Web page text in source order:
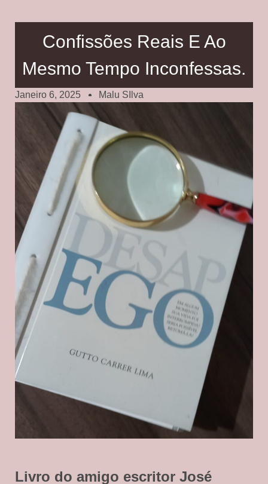
Confissões Reais E Ao
Mesmo Tempo Inconfessas.
Janeiro 6, 2025 Malu SIlva
Livro do amigo escritor José